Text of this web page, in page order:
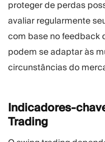
proteger de perdas
avaliar regularmente
com base no feedback
podem se adaptar às
circunstâncias do
Indicadores-
Trading